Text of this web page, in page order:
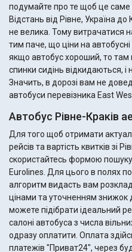
подумайте про те щоб це саме
Відстань від Рівне, Україна
не велика. Тому витрачатися
тим паче, що ціни на автобусні
якщо автобус хороший, то
спинки сидінь відкидаються, і
Значить, в дорозі вам не
автобуси перевізника East
Автобус Рівне-Краків
Для того щоб отримати
рейсів та вартість квитків зі
скористайтесь формою пошуку
Eurolines. Для цього в полях
алгоритм видасть вам
цінами та уточненням знижок для
можете підібрати ідеальний
салоні автобуса з числа
одразу оплатити. Оплата
платежів "Приват24", через